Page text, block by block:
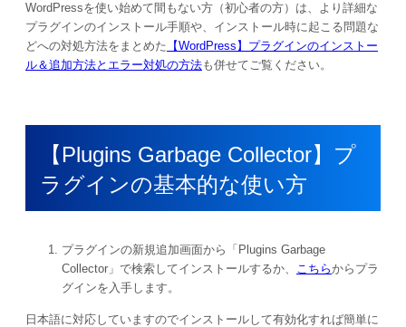
WordPressを使い始めて間もない方（初心者の方）は、より詳細な
プラグインのインストール手順や、インストール時に起こる問題な
どへの対処方法をまとめた 【WordPress】プラグインのインストー
ル＆追加方法とエラー対処の方法も併せてご覧ください。
【Plugins Garbage Collector】プ
ラグインの基本的な使い方
プラグインの新規追加画面から「Plugins Garbage
Collector」で検索してインストールするか、 こちらからプラ
グインを入手します。
日本語に対応していますのでインストールして有効化すれば簡単に